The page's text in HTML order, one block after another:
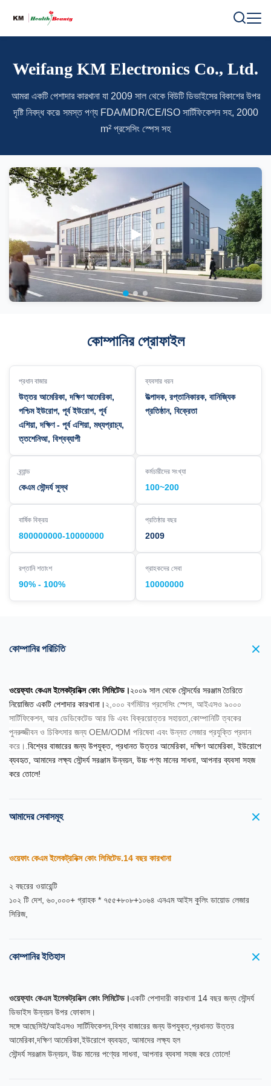
Weifang KM Electronics Co., Ltd.
আমরা একটি পেশাদার কারখানা যা 2009 সাল থেকে বিউটি ডিভাইসের বিকাশের উপর
দৃষ্টি নিবদ্ধ করে৷ সমস্ত পণ্য FDA/MDR/CE/ISO সার্টিফিকেশন সহ, 2000
m² প্রসেসিং স্পেস সহ
কোম্পানির প্রোফাইল
প্রধান বাজার
উত্তর আমেরিকা, দক্ষিণ আমেরিকা,
পশ্চিম ইউরোপ, পূর্ব ইউরোপ, পূর্ব
এশিয়া, দক্ষিণ - পূর্ব এশিয়া, মধ্যপ্রাচ্য,
ত্তশেনিআ, বিশ্বব্যাপী
ব্যবসার ধরন
উত্পাদক, রপ্তানিকারক, বানিজ্যিক
প্রতিষ্ঠান, বিক্রেতা
ব্র্যান্ড
কেএম সৌন্দর্য সুস্থ
কর্মচারীদের সংখ্যা
100~200
বার্ষিক বিক্রয়
800000000-10000000
প্রতিষ্ঠার বছর
2009
রপ্তানি শতাংশ
90% - 100%
গ্রাহকদের সেবা
10000000
কোম্পানির পরিচিতি
ওয়েফ্যাং কেএম ইলেকট্রনিক্স কোং লিমিটেড।২০০৯ সাল থেকে সৌন্দর্যের সরঞ্জাম তৈরিতে
নিয়োজিত একটি পেশাদার কারখানা।২,০০০ বর্গমিটার প্রসেসিং স্পেস, আইএসও ৯০০০
সার্টিফিকেশন, আর ডেডিকেটেড আর ডি এবং বিক্রয়োত্তর সহায়তা,কোম্পানিটি ত্বকের
পুনরুজ্জীবন ও চিকিৎসার জন্য OEM/ODM পরিষেবা এবং উন্নত লেজার প্রযুক্তি প্রদান
করে।. বিশ্বের বাজারের জন্য উপযুক্ত, প্রধানত উত্তর আমেরিকা, দক্ষিণ আমেরিকা, ইউরোপে
ব্যবহৃত, আমাদের লক্ষ্য সৌন্দর্য সরঞ্জাম উন্নয়ন, উচ্চ পণ্য মানের সাধনা, আপনার ব্যবসা সহজ
করে তোলে!
আমাদের সেবাসমূহ
ওয়েফাং কেএম ইলেকট্রনিক্স কোং লিমিটেড.14 বছর কারখানা
২ বছরের ওয়ারেন্টি
১০২ টি দেশ, ৬০,০০০+ গ্রাহক * ৭৫৫+৮০৮+১০৬৪ এনএম আইস কুলিং ডায়োড লেজার
সিরিজ,
কোম্পানির ইতিহাস
ওয়েফ্যাং কেএম ইলেকট্রনিক্স কোং লিমিটেড।একটি পেশাদারী কারখানা 14 বছর জন্য সৌন্দর্য
ডিভাইস উন্নয়ন উপর ফোকাস।
সঙ্গে আছেসিই/আইএসও সার্টিফিকেশন,বিশ্ব বাজারের জন্য উপযুক্ত,প্রধানত উত্তর
আমেরিকা,দক্ষিণ আমেরিকা,ইউরোপে ব্যবহৃত, আমাদের লক্ষ্য হল
সৌন্দর্য সরঞ্জাম উন্নয়ন, উচ্চ মানের পণ্যের সাধনা, আপনার ব্যবসা সহজ করে তোলে!